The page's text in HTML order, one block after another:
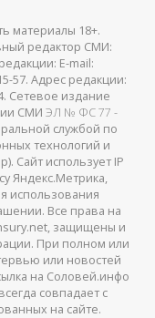
материалы 18+.
редактор СМИ:
E-mail:
57. Адрес редакции:
Сетевое издание
СМИ ЭЛ № ФС 77 -
службой по
технологий и
Сайт использует IP
Яндекс.Метрика,
использования
Все права на
защищены и
При полном или
или новостей
на Соловей.инфо
совпадает с
на сайте.